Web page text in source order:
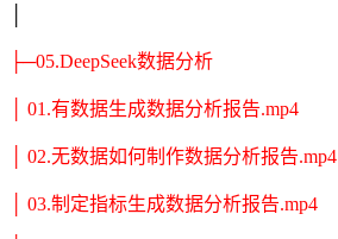
├─05.DeepSeek数据分析
│ 01.有数据生成数据分析报告.mp4
│ 02.无数据如何制作数据分析报告.mp4
│ 03.制定指标生成数据分析报告.mp4